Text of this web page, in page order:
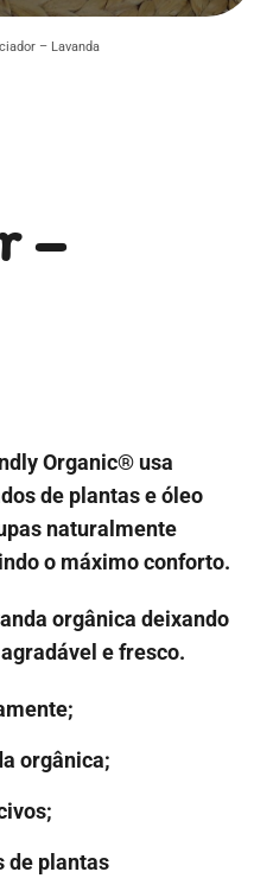
– Lavanda
–
Organic® usa
de plantas e óleo
naturalmente
o máximo conforto.
orgânica deixando
e fresco.
orgânica;
de plantas